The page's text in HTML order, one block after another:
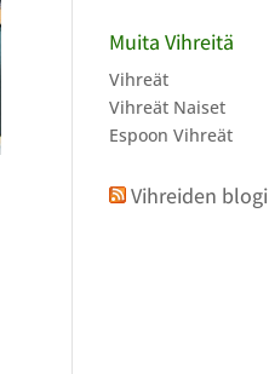
Muita Vihreitä
Vihreät
Vihreät Naiset
Espoon Vihreät
Vihreiden blogi